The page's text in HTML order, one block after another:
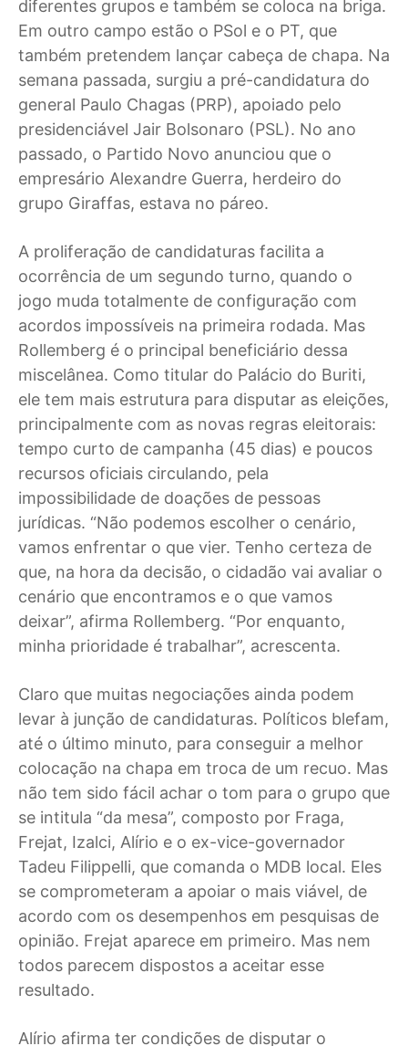
diferentes grupos e também se coloca na briga.
Em outro campo estão o PSol e o PT, que
também pretendem lançar cabeça de chapa. Na
semana passada, surgiu a pré-candidatura do
general Paulo Chagas (PRP), apoiado pelo
presidenciável Jair Bolsonaro (PSL). No ano
passado, o Partido Novo anunciou que o
empresário Alexandre Guerra, herdeiro do
grupo Giraffas, estava no páreo.
A proliferação de candidaturas facilita a
ocorrência de um segundo turno, quando o
jogo muda totalmente de configuração com
acordos impossíveis na primeira rodada. Mas
Rollemberg é o principal beneficiário dessa
miscelânea. Como titular do Palácio do Buriti,
ele tem mais estrutura para disputar as eleições,
principalmente com as novas regras eleitorais:
tempo curto de campanha (45 dias) e poucos
recursos oficiais circulando, pela
impossibilidade de doações de pessoas
jurídicas. “Não podemos escolher o cenário,
vamos enfrentar o que vier. Tenho certeza de
que, na hora da decisão, o cidadão vai avaliar o
cenário que encontramos e o que vamos
deixar”, afirma Rollemberg. “Por enquanto,
minha prioridade é trabalhar”, acrescenta.
Claro que muitas negociações ainda podem
levar à junção de candidaturas. Políticos blefam,
até o último minuto, para conseguir a melhor
colocação na chapa em troca de um recuo. Mas
não tem sido fácil achar o tom para o grupo que
se intitula “da mesa”, composto por Fraga,
Frejat, Izalci, Alírio e o ex-vice-governador
Tadeu Filippelli, que comanda o MDB local. Eles
se comprometeram a apoiar o mais viável, de
acordo com os desempenhos em pesquisas de
opinião. Frejat aparece em primeiro. Mas nem
todos parecem dispostos a aceitar esse
resultado.
Alírio afirma ter condições de disputar o